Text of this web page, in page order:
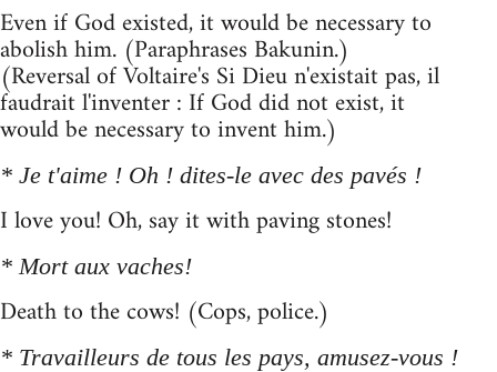
Even if God existed, it would be necessary to
abolish him. (Paraphrases Bakunin.)
(Reversal of Voltaire's Si Dieu n'existait pas, il
faudrait l'inventer : If God did not exist, it
would be necessary to invent him.)
* Je t'aime ! Oh ! dites-le avec des pavés !
I love you! Oh, say it with paving stones!
* Mort aux vaches!
Death to the cows! (Cops, police.)
* Travailleurs de tous les pays, amusez-vous !